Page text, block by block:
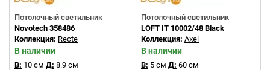
Потолочный светильник
Novotech 358486
Коллекция: Recte
В наличии
В: 10 см Д: 8.9 см
Потолочный светильник
LOFT IT 10002/48 Black
Коллекция: Axel
В наличии
В: 5 см Д: 60 см